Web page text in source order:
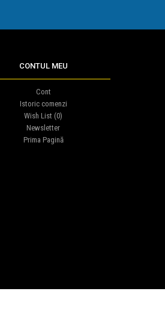
CONTUL MEU
Cont
Istoric comenzi
Wish List (0)
Newsletter
Prima Pagină